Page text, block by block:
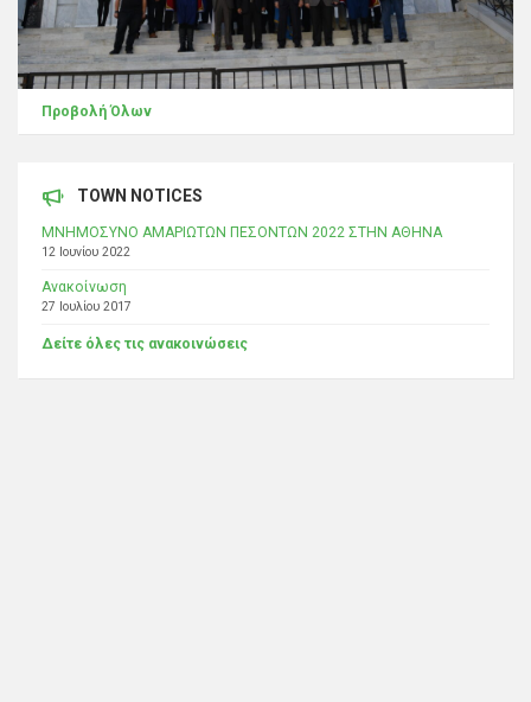
Προβολή Όλων
TOWN NOTICES
ΜΝΗΜΟΣΥΝΟ ΑΜΑΡΙΩΤΩΝ ΠΕΣΟΝΤΩΝ 2022 ΣΤΗΝ ΑΘΗΝΑ
12 Ιουνίου 2022
Ανακοίνωση
27 Ιουλίου 2017
Δείτε όλες τις ανακοινώσεις